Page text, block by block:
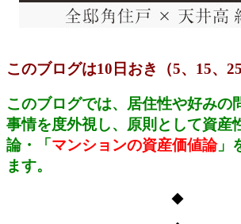
このブログは10日おき（5、15、
このブログでは、居住性や好みの
事情を度外視し、原則として資産
論・「 マンションの資産価値論 」
ます。
◆